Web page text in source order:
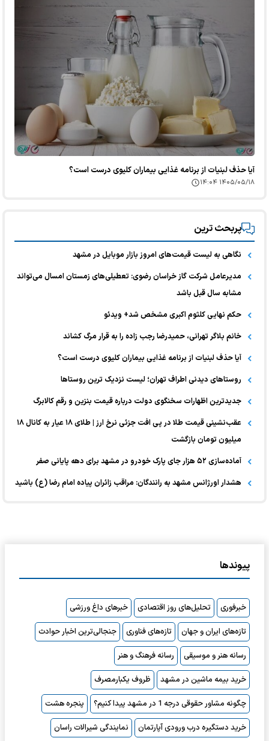
آیا حذف لبنیات از برنامه غذایی بیماران کلیوی درست است؟
۱۴۰۵/۰۵/۱۸ ۱۴:۰۴
پربحث ترین
نگاهی به لیست قیمت‌های امروز بازار موبایل در مشهد
مدیرعامل شرکت گاز خراسان رضوی: تعطیلی‌های زمستان امسال می‌تواند
مشابه سال قبل باشد
حکم نهایی کلثوم اکبری مشخص شد+ ویدئو
خانم بلاگر تهرانی، حمیدرضا رجب زاده را به قرار مرگ کشاند
آیا حذف لبنیات از برنامه غذایی بیماران کلیوی درست است؟
روستاهای دیدنی اطراف تهران؛ لیست نزدیک ترین روستاها
جدیدترین اظهارات سخنگوی دولت درباره قیمت بنزین و رقم کالابرگ
عقب‌نشینی قیمت طلا در پی افت جزئی نرخ ارز | طلای ۱۸ عیار به کانال ۱۸
میلیون تومان بازگشت
آماده‌سازی ۵۲ هزار جای پارک خودرو در مشهد برای دهه پایانی صفر
هشدار اورژانس مشهد به رانندگان: مراقب زائران پیاده امام رضا (ع) باشید
پیوندها
خبرفوری تحلیل‌های روز اقتصادی
خبرهای داغ ورزشی
تازه‌های ایران و جهان
تازه‌های فناوری
جنجالی‌ترین اخبار حوادث
رسانه هنر و موسیقی
رسانه فرهنگ و هنر
خرید بیمه ماشین در مشهد
ظروف یکبارمصرف
چگونه مشاور حقوقی درجه 1 در مشهد پیدا کنیم؟
پنجره هشت
خرید دستگیره درب ورودی آپارتمان
نمایندگی شیرالات راسان